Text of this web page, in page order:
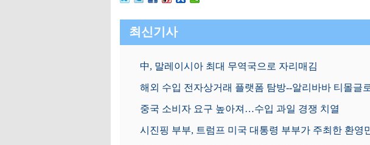
최신기사
中, 말레이시아 최대 무역국으로 자리매김
해외 수입 전자상거래 플랫폼 탐방--알리바바 티몰글
중국 소비자 요구 높아져…수입 과일 경쟁 치열
시진핑 부부, 트럼프 미국 대통령 부부가 주최한 환영